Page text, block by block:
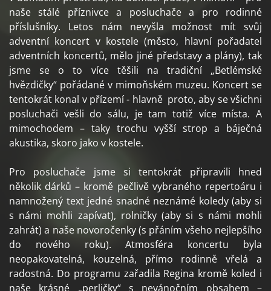
naše stálé příznivce a posluchače a pro rodinné
příslušníky. Letos nám nevyšla možnost mít svůj
adventní koncert v kostele (město, hlavní pořadatel
adventních koncertů, mělo jiné představy a plány), tak
jsme se o to více těšili na tradiční „Betlémské
hvězdičky“ pořádané v mimoňském muzeu. Koncert se
tentokrát konal v přízemí - hlavně proto, aby se všichni
posluchači vešli do sálu, je tam totiž více místa. A
mimochodem – taky trochu vyšší strop a báječná
akustika, skoro jako v kostele.
Pro posluchače jsme si tentokrát připravili hned
několik dárků – kromě pečlivě vybraného repertoáru i
namnožený text jedné snadné neznámé koledy (aby si
s námi mohli zapívat), rolničky (aby si s námi mohli
zahrát) a naše novoročenky (s přáním všeho nejlepšího
do nového roku). Atmosféra koncertu byla
neopakovatelná, kouzelná, přímo rodinně vřelá a
radostná. Do programu zařadila Regina kromě koled i
naše krásné „perličky“ s nevánočním obsahem –